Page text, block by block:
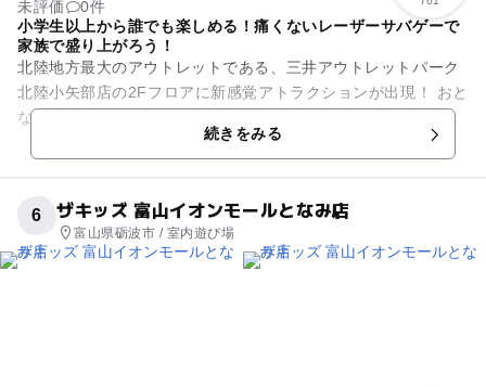
未評価
0件
小学生以上から誰でも楽しめる！痛くないレーザーサバゲーで
家族で盛り上がろう！
北陸地方最大のアウトレットである、三井アウトレットパーク
北陸小矢部店の2Fフロアに新感覚アトラクションが出現！ おと
なも子ども安心安全なレーザーサバゲーでご家族一緒に楽しめ
続きをみる
6 ザキッズ 富山イオンモールとなみ店
富山県砺波市 / 室内遊び場